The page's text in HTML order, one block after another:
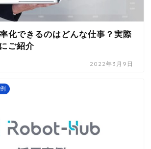
化できるのはどんな仕事？実際
ご紹介
2022年3月9日